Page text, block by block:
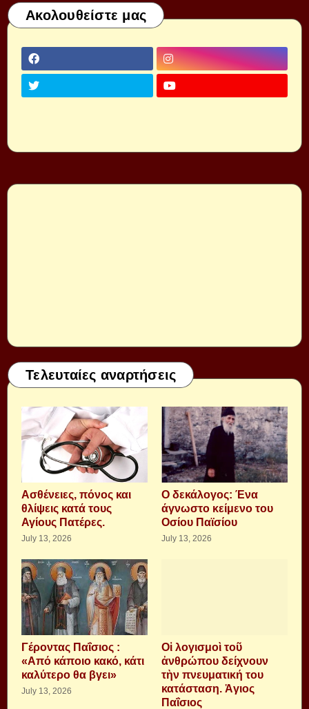
Ακολουθείστε μας
Τελευταίες αναρτήσεις
Aσθένειες, πόνος και
θλίψεις κατά τους
Αγίους Πατέρες.
July 13, 2026
Ο δεκάλογος: Ένα
άγνωστο κείμενο του
Οσίου Παϊσίου
July 13, 2026
Γέροντας Παΐσιος :
«Από κάποιο κακό, κάτι
καλύτερο θα βγει»
July 13, 2026
Οἱ λογισμοὶ τοῦ
ἀνθρώπου δείχνουν
τὴν πνευματική του
κατάσταση. Ἁγιος
Παΐσιος